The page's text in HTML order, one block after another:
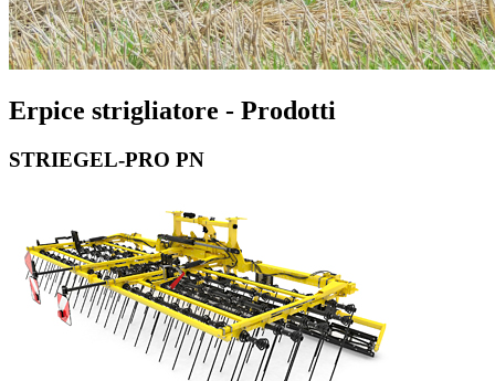
Erpice strigliatore - Prodotti
STRIEGEL-PRO PN